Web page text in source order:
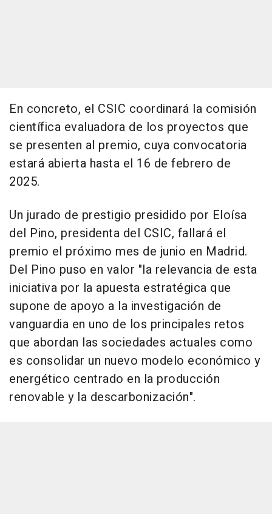
En concreto, el CSIC coordinará la comisión
científica evaluadora de los proyectos que
se presenten al premio, cuya convocatoria
estará abierta hasta el 16 de febrero de
2025.
Un jurado de prestigio presidido por Eloísa
del Pino, presidenta del CSIC, fallará el
premio el próximo mes de junio en Madrid.
Del Pino puso en valor "la relevancia de esta
iniciativa por la apuesta estratégica que
supone de apoyo a la investigación de
vanguardia en uno de los principales retos
que abordan las sociedades actuales como
es consolidar un nuevo modelo económico y
energético centrado en la producción
renovable y la descarbonización".